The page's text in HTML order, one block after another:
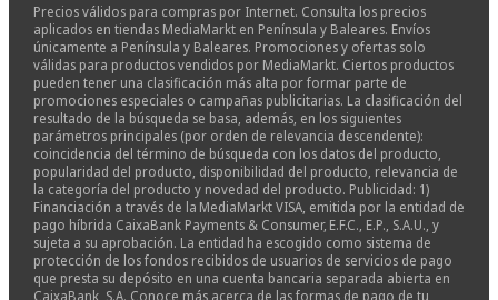
Precios válidos para compras por Internet. Consulta los precios
aplicados en tiendas MediaMarkt en Península y Baleares. Envíos
únicamente a Península y Baleares. Promociones y ofertas solo
válidas para productos vendidos por MediaMarkt. Ciertos productos
pueden tener una clasificación más alta por formar parte de
promociones especiales o campañas publicitarias. La clasificación del
resultado de la búsqueda se basa, además, en los siguientes
parámetros principales (por orden de relevancia descendente):
coincidencia del término de búsqueda con los datos del producto,
popularidad del producto, disponibilidad del producto, relevancia de
la categoría del producto y novedad del producto. Publicidad: 1)
Financiación a través de la MediaMarkt VISA, emitida por la entidad de
pago híbrida CaixaBank Payments & Consumer, E.F.C., E.P., S.A.U., y
sujeta a su aprobación. La entidad ha escogido como sistema de
protección de los fondos recibidos de usuarios de servicios de pago
que presta su depósito en una cuenta bancaria separada abierta en
CaixaBank, S.A. Conoce más acerca de las formas de pago de tu